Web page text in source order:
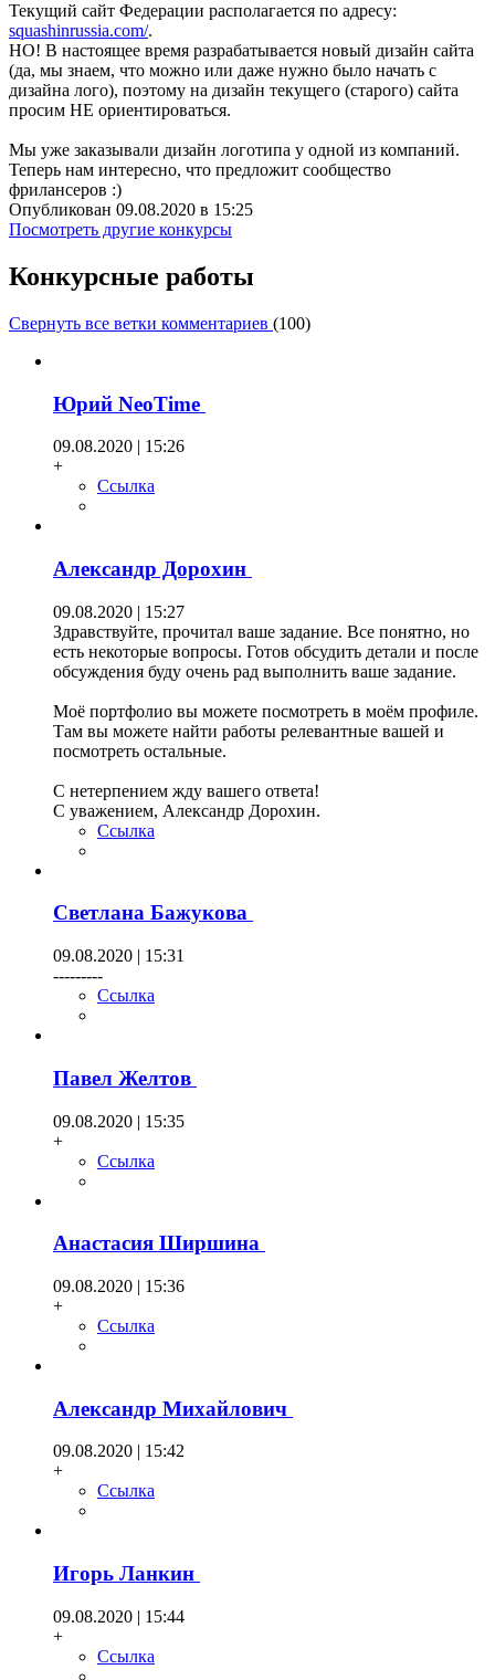
Текущий сайт Федерации располагается по адресу:
squashinrussia.com/.
НО! В настоящее время разрабатывается новый дизайн сайта
(да, мы знаем, что можно или даже нужно было начать с
дизайна лого), поэтому на дизайн текущего (старого) сайта
просим НЕ ориентироваться.
Мы уже заказывали дизайн логотипа у одной из компаний.
Теперь нам интересно, что предложит сообщество
фрилансеров :)
Опубликован 09.08.2020 в 15:25
Посмотреть другие конкурсы
Конкурсные работы
Свернуть все ветки комментариев (100)
Юрий NeoTime
09.08.2020 | 15:26
+
Ссылка
Александр Дорохин
09.08.2020 | 15:27
Здравствуйте, прочитал ваше задание. Все понятно, но
есть некоторые вопросы. Готов обсудить детали и после
обсуждения буду очень рад выполнить ваше задание.
Моё портфолио вы можете посмотреть в моём профиле.
Там вы можете найти работы релевантные вашей и
посмотреть остальные.
С нетерпением жду вашего ответа!
С уважением, Александр Дорохин.
Ссылка
Светлана Бажукова
09.08.2020 | 15:31
---------
Ссылка
Павел Желтов
09.08.2020 | 15:35
+
Ссылка
Анастасия Ширшина
09.08.2020 | 15:36
+
Ссылка
Александр Михайлович
09.08.2020 | 15:42
+
Ссылка
Игорь Ланкин
09.08.2020 | 15:44
+
Ссылка